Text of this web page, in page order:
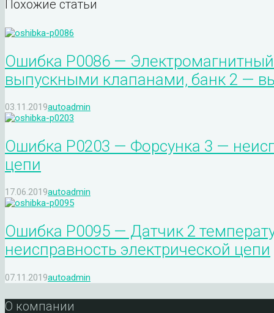
Похожие статьи
Ошибка P0086 —
выпускными клапанами, банк 2 —
03.11.2019autoadmin
Ошибка P0203 — Форсунка 3 —
цепи
17.06.2019autoadmin
Ошибка P0095 — Датчик 2
неисправность электрической цепи
07.11.2019autoadmin
О компании